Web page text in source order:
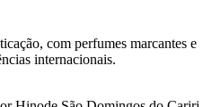
com perfumes marcantes e
internacionais.